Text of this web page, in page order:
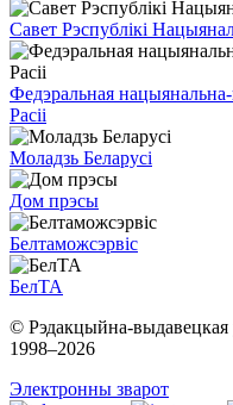
Савет Рэспублікі
Федэральная нацыянальна-
Расіі
Моладзь Беларусі
Дом прэсы
Белтаможсэрвіс
БелТА
© Рэдакцыйна-выдавецкая
1998–2026
Электронны зварот